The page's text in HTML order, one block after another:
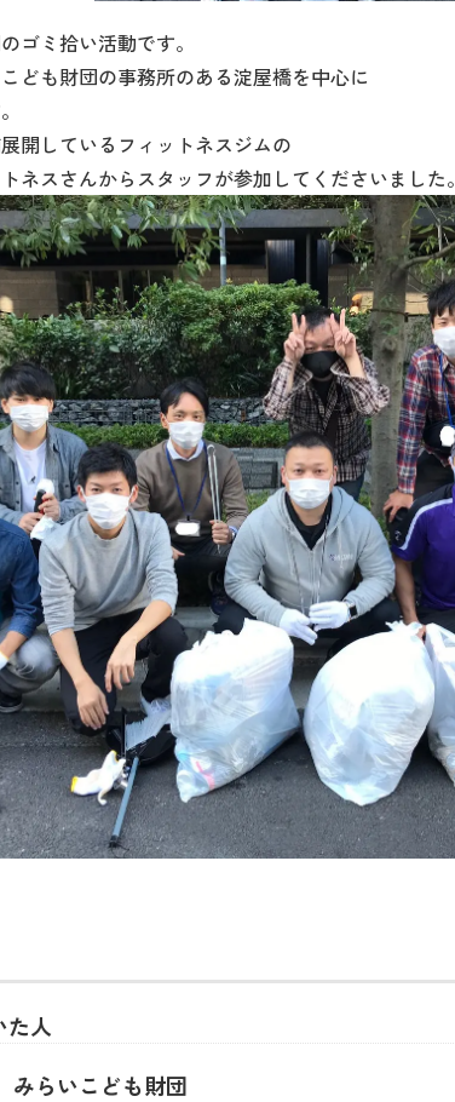
ゴミ拾い活動です。
ども財団の事務所のある淀屋橋を中心に
開しているフィットネスジムの
ネスさんからスタッフが参加してくださいました。
た人
みらいこども財団